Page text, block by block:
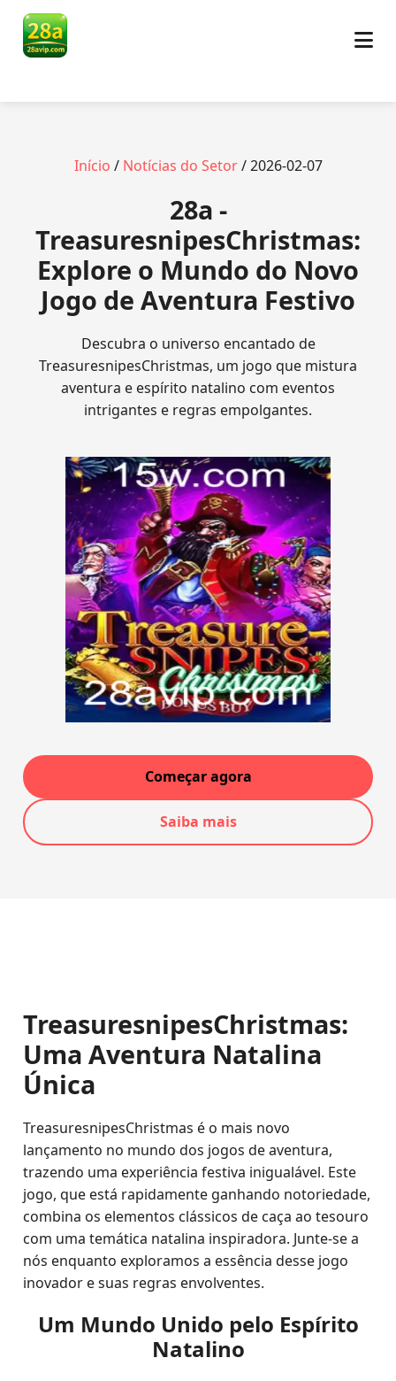
Início / Notícias do Setor/ 2026-02-07
28a -
TreasuresnipesChristmas:
Explore o Mundo do Novo
Jogo de Aventura Festivo
Descubra o universo encantado de
TreasuresnipesChristmas, um jogo que mistura
aventura e espírito natalino com eventos
intrigantes e regras empolgantes.
Começar agora
Saiba mais
TreasuresnipesChristmas:
Uma Aventura Natalina
Única
TreasuresnipesChristmas é o mais novo
lançamento no mundo dos jogos de aventura,
trazendo uma experiência festiva inigualável. Este
jogo, que está rapidamente ganhando notoriedade,
combina os elementos clássicos de caça ao tesouro
com uma temática natalina inspiradora. Junte-se a
nós enquanto exploramos a essência desse jogo
inovador e suas regras envolventes.
Um Mundo Unido pelo Espírito
Natalino